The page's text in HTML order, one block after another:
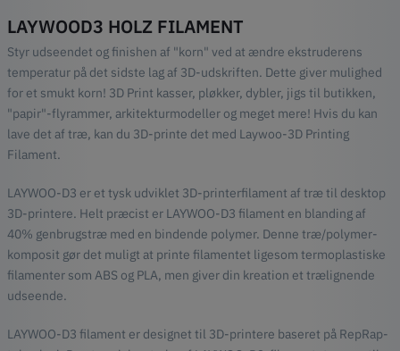
LAYWOOD3 HOLZ FILAMENT
Styr udseendet og finishen af "korn" ved at ændre ekstruderens
temperatur på det sidste lag af 3D-udskriften. Dette giver mulighed
for et smukt korn! 3D Print kasser, pløkker, dybler, jigs til butikken,
"papir"-flyrammer, arkitekturmodeller og meget mere! Hvis du kan
lave det af træ, kan du 3D-printe det med Laywoo-3D Printing
Filament.
LAYWOO-D3 er et tysk udviklet 3D-printerfilament af træ til desktop
3D-printere. Helt præcist er LAYWOO-D3 filament en blanding af
40% genbrugstræ med en bindende polymer. Denne træ/polymer-
komposit gør det muligt at printe filamentet ligesom termoplastiske
filamenter som ABS og PLA, men giver din kreation et trælignende
udseende.
LAYWOO-D3 filament er designet til 3D-printere baseret på RepRap-